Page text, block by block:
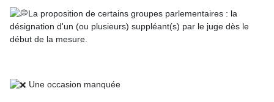
La proposition de certains groupes parlementaires : la
désignation d'un (ou plusieurs) suppléant(s) par le juge dès le
début de la mesure.
Une occasion manquée